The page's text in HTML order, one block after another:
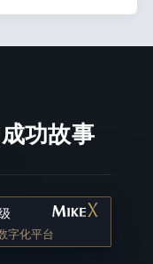
功故事
字化平台